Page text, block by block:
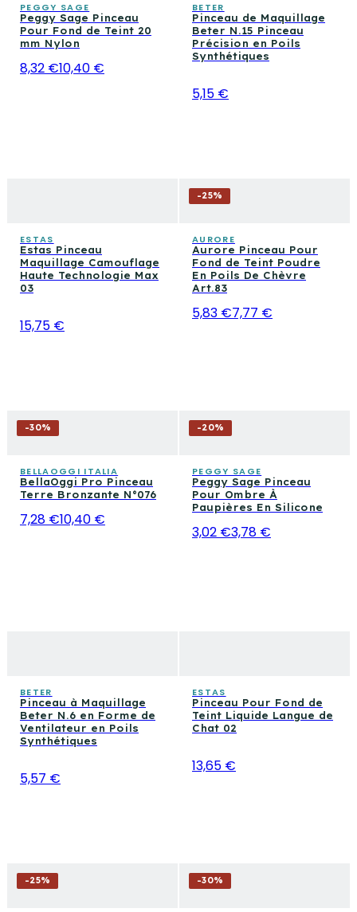
PEGGY SAGE
Peggy Sage Pinceau
Pour Fond de Teint 20
mm Nylon
8,32 €10,40 €
BETER
Pinceau de Maquillage
Beter N.15 Pinceau
Précision en Poils
Synthétiques
5,15 €
ESTAS
Estas Pinceau
Maquillage Camouflage
Haute Technologie Max
03
15,75 €
-25%
AURORE
Aurore Pinceau Pour
Fond de Teint Poudre
En Poils De Chèvre
Art.83
5,83 €7,77 €
-30%
BELLAOGGI ITALIA
BellaOggi Pro Pinceau
Terre Bronzante N°076
7,28 €10,40 €
-20%
PEGGY SAGE
Peggy Sage Pinceau
Pour Ombre À
Paupières En Silicone
3,02 €3,78 €
BETER
Pinceau à Maquillage
Beter N.6 en Forme de
Ventilateur en Poils
Synthétiques
5,57 €
ESTAS
Pinceau Pour Fond de
Teint Liquide Langue de
Chat 02
13,65 €
-25% -30%